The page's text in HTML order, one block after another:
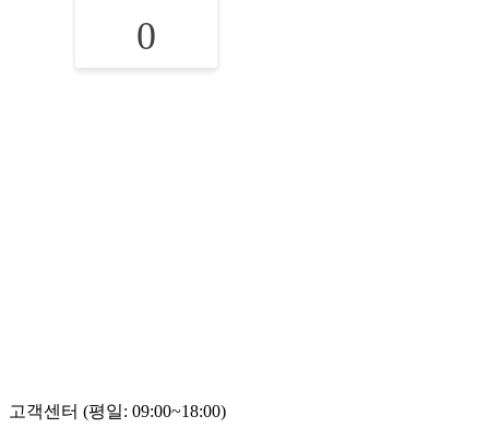
0
고객센터 (평일: 09:00~18:00)